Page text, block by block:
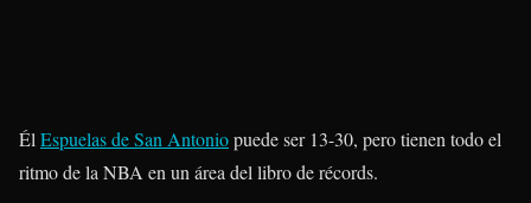
Él Espuelas de San Antoniopuede ser 13-30, pero tienen todo el
ritmo de la NBA en un área del libro de récords.